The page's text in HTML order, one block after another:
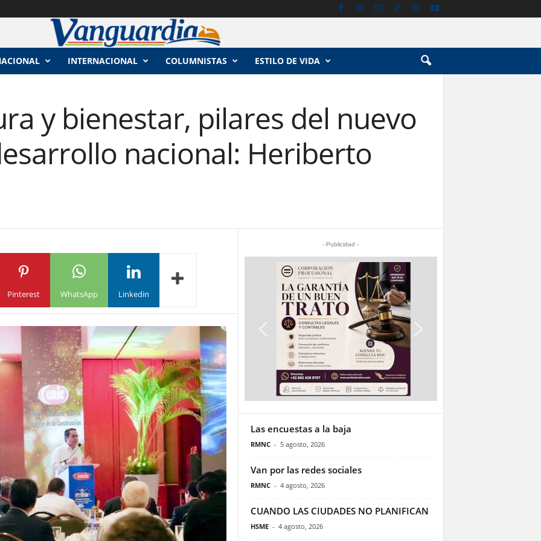
INTERNACIONAL COLUMNISTAS ESTILO DE VIDA
y bienestar, pilares del nuevo
nacional: Heriberto
Pinterest WhatsApp Linkedin
- Publicidad -
Las encuestas a la baja
RMNC - 5 agosto, 2026
Van por las redes sociales
RMNC - 4 agosto, 2026
CUANDO LAS CIUDADES NO PLANIFICAN
HSME - 4 agosto, 2026